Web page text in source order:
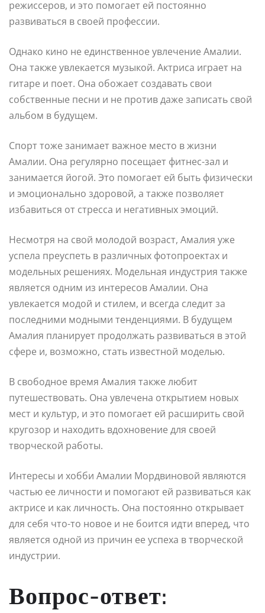
режиссеров, и это помогает ей постоянно
развиваться в своей профессии.
Однако кино не единственное увлечение Амалии.
Она также увлекается музыкой. Актриса играет на
гитаре и поет. Она обожает создавать свои
собственные песни и не против даже записать свой
альбом в будущем.
Спорт тоже занимает важное место в жизни
Амалии. Она регулярно посещает фитнес-зал и
занимается йогой. Это помогает ей быть физически
и эмоционально здоровой, а также позволяет
избавиться от стресса и негативных эмоций.
Несмотря на свой молодой возраст, Амалия уже
успела преуспеть в различных фотопроектах и
модельных решениях. Модельная индустрия также
является одним из интересов Амалии. Она
увлекается модой и стилем, и всегда следит за
последними модными тенденциями. В будущем
Амалия планирует продолжать развиваться в этой
сфере и, возможно, стать известной моделью.
В свободное время Амалия также любит
путешествовать. Она увлечена открытием новых
мест и культур, и это помогает ей расширить свой
кругозор и находить вдохновение для своей
творческой работы.
Интересы и хобби Амалии Мордвиновой являются
частью ее личности и помогают ей развиваться как
актрисе и как личность. Она постоянно открывает
для себя что-то новое и не боится идти вперед, что
является одной из причин ее успеха в творческой
индустрии.
Вопрос-ответ: